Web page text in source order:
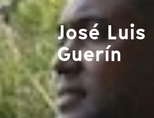
José Luis
Guerín